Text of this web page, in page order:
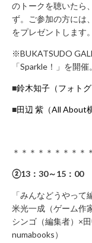
のトークを聴いたら
ず。ご参加の方には
をプレゼントします
※BUKATSUDO
「Sparkle！」を開
■鈴木知子（フォトグ
■田辺 紫（All About
＊＊＊＊＊＊＊＊＊
②13：30～15：00
「みんなどうやって
米光一成（ゲーム作
シンゴ（編集者）×
numabooks）
月
～
土 9：
～
22：
日・
00
CONTACT
利
用
に
関